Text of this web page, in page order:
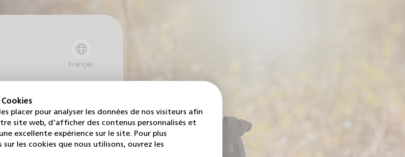
Français
vous
un e-mail
de passe.
placer pour analyser les données de nos visiteurs afin
site web, d'afficher des contenus personnalisés et
excellente expérience sur le site. Pour plus
les cookies que nous utilisons, ouvrez les